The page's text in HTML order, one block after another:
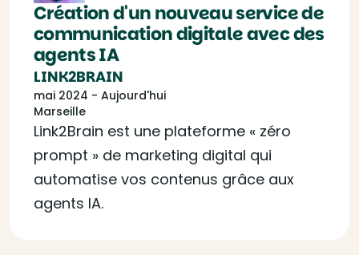
Création d'un nouveau service de
communication digitale avec des
agents IA
LINK2BRAIN
mai 2024 - Aujourd'hui
Marseille
Link2Brain est une plateforme « zéro
prompt » de marketing digital qui
automatise vos contenus grâce aux
agents IA.